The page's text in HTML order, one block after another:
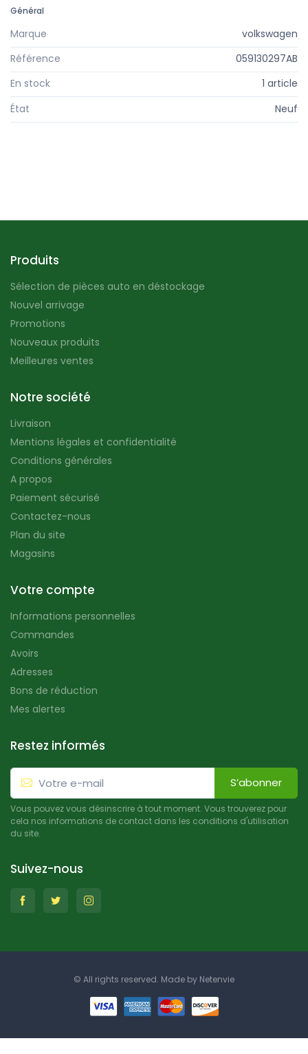
Général
Marque
volkswagen
Référence
059130297AB
En stock
1 article
État
Neuf
Produits
Sélection de pièces auto en déstockage
Nouvel arrivage
Promotions
Nouveaux produits
Meilleures ventes
Notre société
Livraison
Mentions légales et confidentialité
Conditions générales
A propos
Paiement sécurisé
Contactez-nous
Plan du site
Magasins
Votre compte
Informations personnelles
Commandes
Avoirs
Adresses
Bons de réduction
Mes alertes
Restez informés
S’abonner
Vous pouvez vous désinscrire à tout moment. Vous trouverez pour
cela nos informations de contact dans les conditions d'utilisation
du site.
Suivez-nous
© All rights reserved. Made by Netenvie